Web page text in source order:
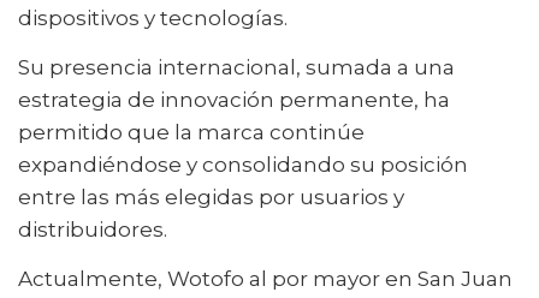
dispositivos y tecnologías.
Su presencia internacional, sumada a una
estrategia de innovación permanente, ha
permitido que la marca continúe
expandiéndose y consolidando su posición
entre las más elegidas por usuarios y
distribuidores.
Actualmente, Wotofo al por mayor en San Juan